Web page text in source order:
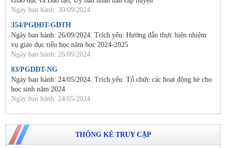
Ngày ban hành: 30/09/2024
354/PGDĐT-GDTH
Ngày ban hành: 26/09/2024. Trích yếu: Hướng dẫn thực hiện nhiệm
vụ giáo dục tiểu học năm học 2024-2025
Ngày ban hành: 26/09/2024
83/PGDĐT-NG
Ngày ban hành: 24/05/2024. Trích yếu: Tổ chức các hoạt động hè cho
học sinh năm 2024
Ngày ban hành: 24/05/2024
THỐNG KÊ TRUY CẬP